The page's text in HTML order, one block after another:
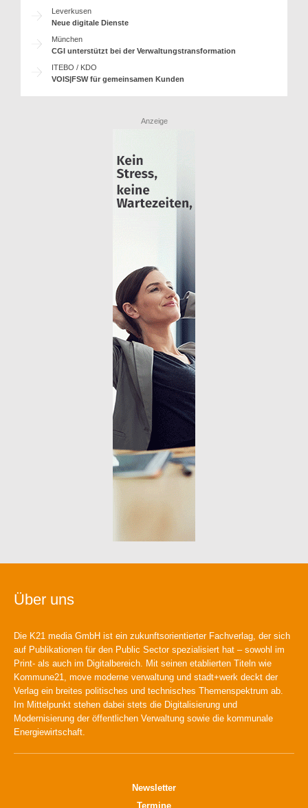
Leverkusen
Neue digitale Dienste
München
CGI unterstützt bei der Verwaltungstransformation
ITEBO / KDO
VOIS|FSW für gemeinsamen Kunden
Anzeige
Über uns
Die K21 media GmbH ist ein zukunftsorientierter Fachverlag, der sich
auf Publikationen für den Public Sector spezialisiert hat – sowohl im
Print- als auch im Digitalbereich. Mit seinen etablierten Titeln wie
Kommune21, move moderne verwaltung und stadt+werk deckt der
Verlag ein breites politisches und technisches Themenspektrum ab.
Im Mittelpunkt stehen dabei stets die Digitalisierung und
Modernisierung der öffentlichen Verwaltung sowie die kommunale
Energiewirtschaft.
Newsletter
Termine